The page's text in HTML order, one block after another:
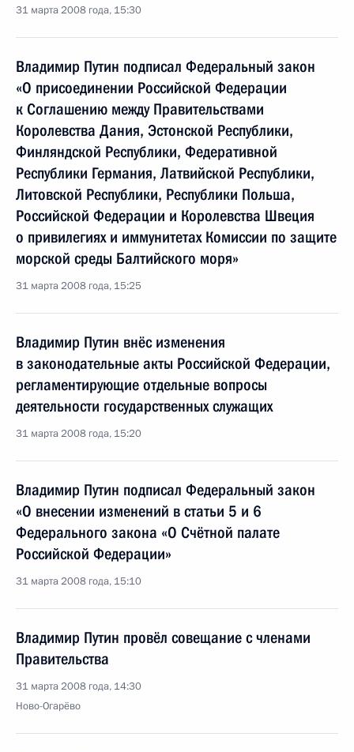
31 марта 2008 года, 15:30
Владимир Путин подписал Федеральный закон
«О присоединении Российской Федерации
к Соглашению между Правительствами
Королевства Дания, Эстонской Республики,
Финляндской Республики, Федеративной
Республики Германия, Латвийской Республики,
Литовской Республики, Республики Польша,
Российской Федерации и Королевства Швеция
о привилегиях и иммунитетах Комиссии по защите
морской среды Балтийского моря»
31 марта 2008 года, 15:25
Владимир Путин внёс изменения
в законодательные акты Российской Федерации,
регламентирующие отдельные вопросы
деятельности государственных служащих
31 марта 2008 года, 15:20
Владимир Путин подписал Федеральный закон
«О внесении изменений в статьи 5 и 6
Федерального закона «О Счётной палате
Российской Федерации»
31 марта 2008 года, 15:10
Владимир Путин провёл совещание с членами
Правительства
31 марта 2008 года, 14:30
Ново-Огарёво